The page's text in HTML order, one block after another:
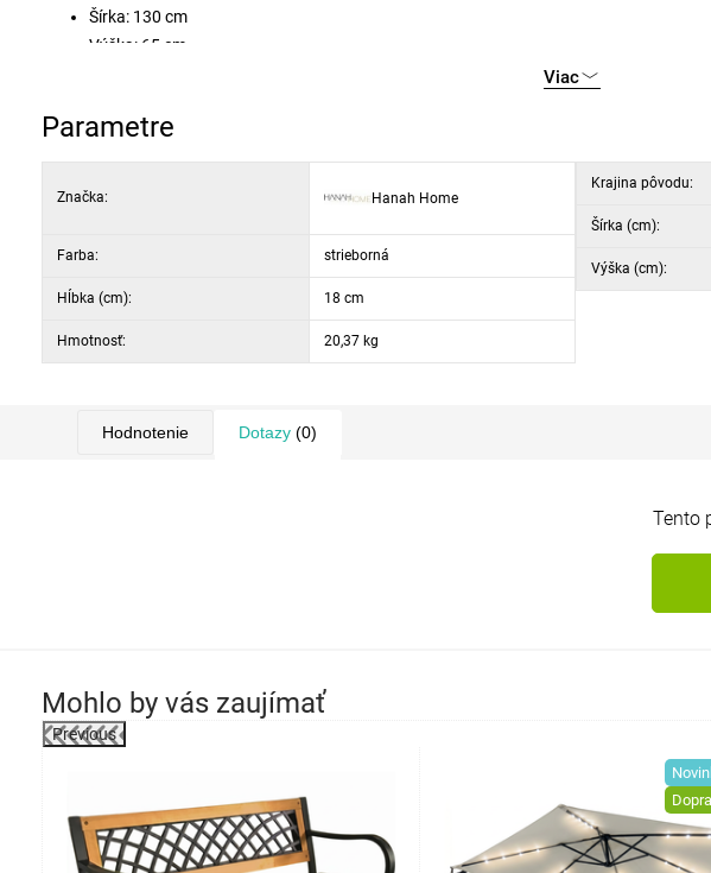
Šírka: 130 cm
Výška: 65 cm
Farba: strieborná
Viac
Parametre
Značka: Hanah Home
Farba: strieborná
Hĺbka (cm): 18 cm
Hmotnosť: 20,37 kg
Krajina pôvodu:
Šírka (cm):
Výška (cm):
Hodnotenie Dotazy (0)
Tento
Mohlo by vás zaujímať
Previous